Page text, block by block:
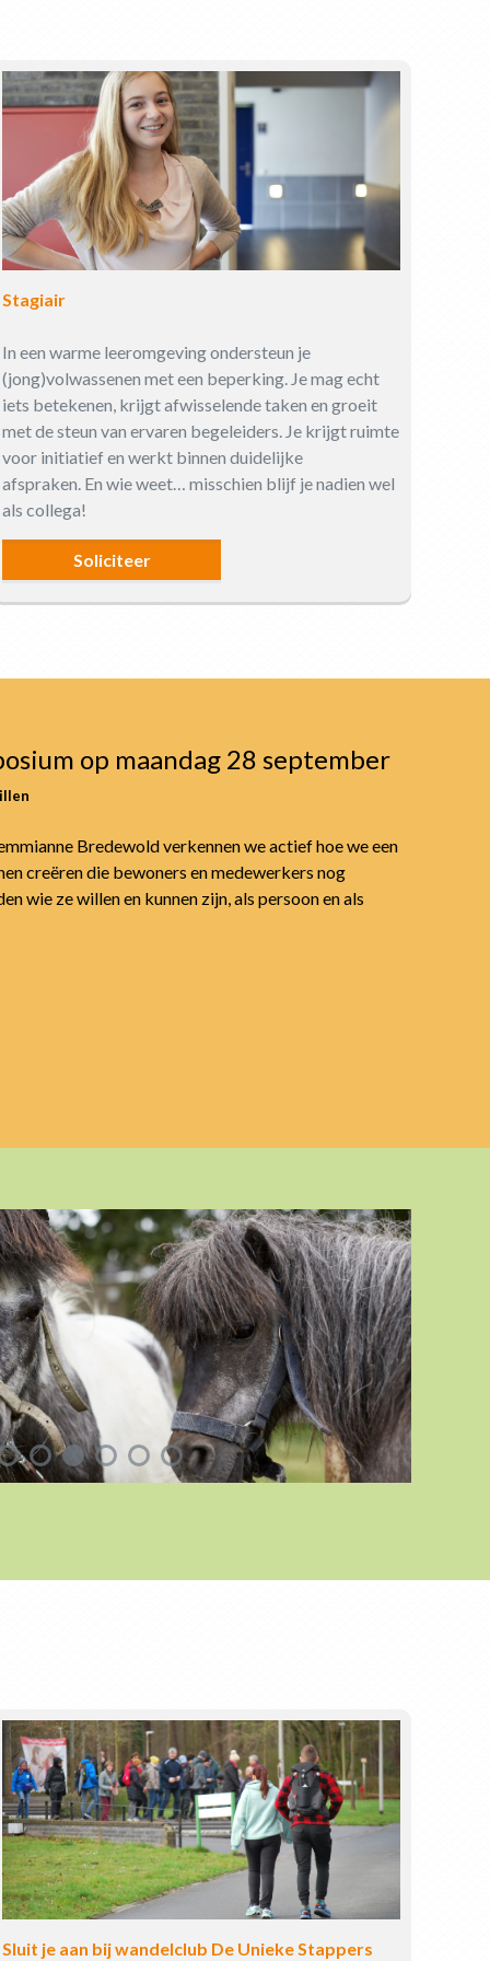
Stagiair
In een warme leeromgeving ondersteun je
(jong)volwassenen met een beperking. Je mag echt
iets betekenen, krijgt afwisselende taken en groeit
met de steun van ervaren begeleiders. Je krijgt ruimte
voor initiatief en werkt binnen duidelijke
afspraken. En wie weet… misschien blijf je nadien wel
als collega!
Soliciteer
op maandag 28 september
Bredewold verkennen we actief hoe we een
creëren die bewoners en medewerkers nog
wie ze willen en kunnen zijn, als persoon en als
Sluit je aan bij wandelclub De Unieke Stappers